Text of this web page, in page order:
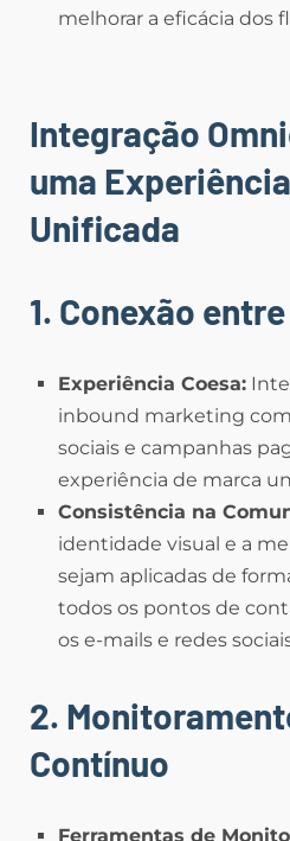
melhorar a eficácia dos
Integração
uma
Unificada
1. Conexão
Experiência Coesa:
inbound marketing com
sociais e campanhas
experiência de marca
Consistência na
identidade visual e a
sejam aplicadas de
todos os pontos de
os e-mails e redes
2.
Contínuo
Ferramentas de